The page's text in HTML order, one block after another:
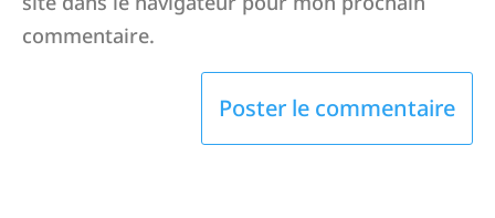
commentaire.